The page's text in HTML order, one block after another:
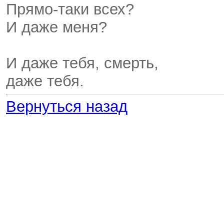
Прямо-таки всех?
И даже меня?
И даже тебя, смерть,
даже тебя.
Вернуться назад